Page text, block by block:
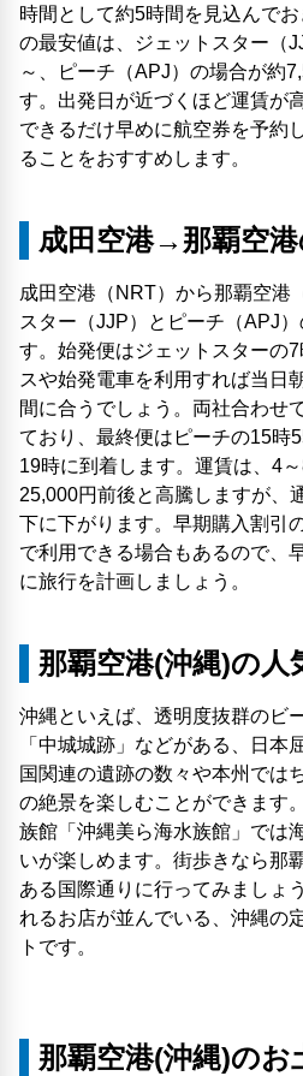
時間として約5時間を見込んで
の最安値は、ジェットスター（
～、ピーチ（APJ）の場合が約
す。出発日が近づくほど運賃が
できるだけ早めに航空券を予約
ることをおすすめします。
成田空港→那覇空
成田空港（NRT）から那覇空港
スター（JJP）とピーチ（APJ
す。始発便はジェットスターの
スや始発電車を利用すれば当日
間に合うでしょう。両社合わせ
ており、最終便はピーチの15時
19時に到着します。運賃は、4
25,000円前後と高騰しますが、
下に下がります。早期購入割引
で利用できる場合もあるので、
に旅行を計画しましょう。
那覇空港(沖縄)の人
沖縄といえば、透明度抜群のビ
「中城城跡」などがある、日本
国関連の遺跡の数々や本州では
の絶景を楽しむことができます
族館「沖縄美ら海水族館」では
いが楽しめます。街歩きなら那
ある国際通りに行ってみましょ
れるお店が並んでいる、沖縄の
トです。
那覇空港(沖縄)のお